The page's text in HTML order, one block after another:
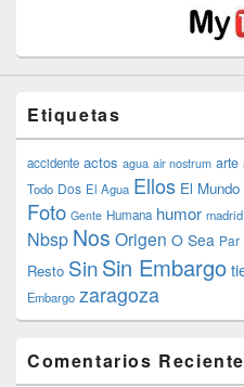
Etiquetas
accidente actos agua air nostrum arte
Todo Dos El Agua Ellos El Mundo
Foto Gente Humana humor madrid
Nbsp Nos Origen O Sea Par
Resto SinSin Embargo
Embargo zaragoza
Comentarios